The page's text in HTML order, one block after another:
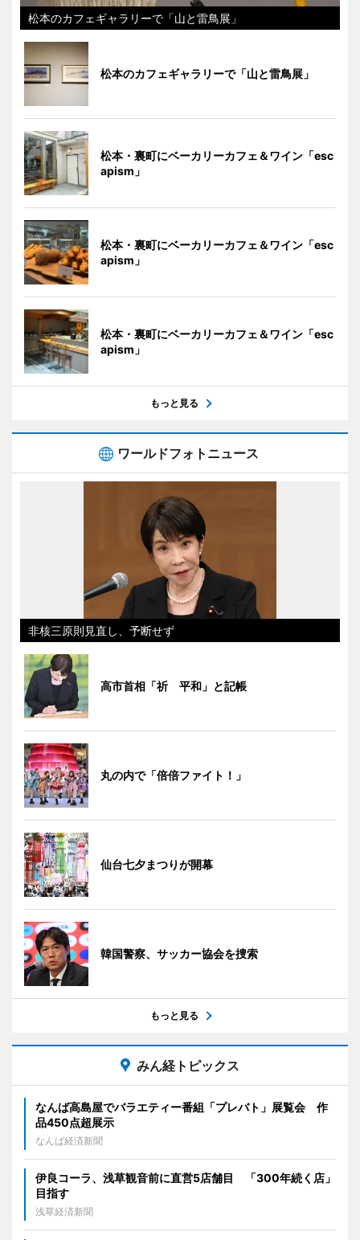
松本のカフェギャラリーで「山と雷鳥展」
松本のカフェギャラリーで「山と雷鳥展」
松本・裏町にベーカリーカフェ＆ワイン「esc
apism」
松本・裏町にベーカリーカフェ＆ワイン「esc
apism」
松本・裏町にベーカリーカフェ＆ワイン「esc
apism」
もっと見る
ワールドフォトニュース
非核三原則見直し、予断せず
高市首相「祈 平和」と記帳
丸の内で「倍倍ファイト！」
仙台七夕まつりが開幕
韓国警察、サッカー協会を捜索
もっと見る
みん経トピックス
なんば高島屋でバラエティー番組「プレバト」展覧会 作
品450点超展示
なんば経済新聞
伊良コーラ、浅草観音前に直営5店舗目 「300年続く店」
目指す
浅草経済新聞